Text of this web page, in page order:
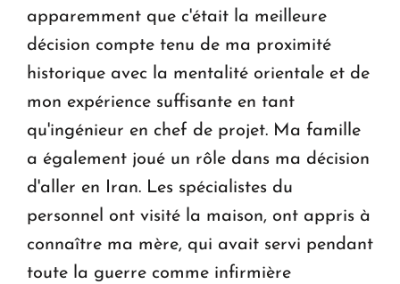
apparemment que c'était la meilleure
décision compte tenu de ma proximité
historique avec la mentalité orientale et de
mon expérience suffisante en tant
qu'ingénieur en chef de projet. Ma famille
a également joué un rôle dans ma décision
d'aller en Iran. Les spécialistes du
personnel ont visité la maison, ont appris à
connaître ma mère, qui avait servi pendant
toute la guerre comme infirmière